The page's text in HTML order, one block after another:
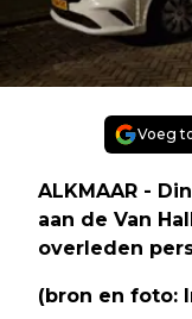
Voeg
ALKMAAR -
aan de Van
overleden
(bron en foto: